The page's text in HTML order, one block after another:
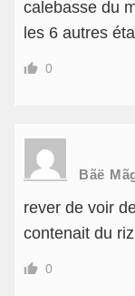
calebasse du
les 6 autres
0
Bãë
rever de voir
contenait du
0